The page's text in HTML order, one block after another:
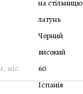
на стільницю
латунь
Чорний
високий
міс.
60
Іспанія